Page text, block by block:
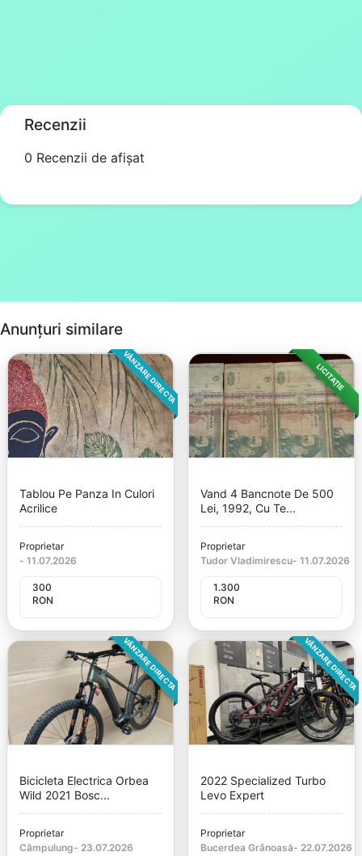
Recenzii
0 Recenzii de afișat
Anunțuri similare
VÂNZARE DIRECTA
Tablou Pe Panza In Culori
Acrilice
Proprietar
- 11.07.2026
300
RON
LICITAȚIE
Vand 4 Bancnote De 500
Lei, 1992, Cu Te...
Proprietar
Tudor Vladimirescu- 11.07.2026
1.300
RON
VÂNZARE DIRECTA
Bicicleta Electrica Orbea
Wild 2021 Bosc...
Proprietar
Câmpulung- 23.07.2026
VÂNZARE DIRECTA
2022 Specialized Turbo
Levo Expert
Proprietar
Bucerdea Grânoasă- 22.07.2026